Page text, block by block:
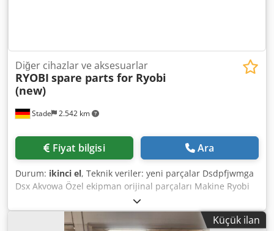
Stade 2.542 km
Diğer cihazlar ve aksesuarlar
RYOBI spare parts for Ryobi
(new)
Fiyat bilgisi Ara
Durum: ikinci el, Teknik veriler: yeni parçalar Dsdpfjwmga
Dsx Akvowa Özel ekipman orijinal parçaları Makine Ryobi
mm Tüm ofset baskı makineleri için yeni ve orijinal Ryobi
parçalarının büyük stoğu Sadece yedek parça numarası ve
makinenin modelini sor Büyük indirim mümkün!Küçük ilan